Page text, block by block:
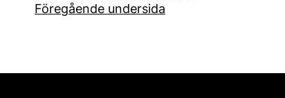
Föregående undersida